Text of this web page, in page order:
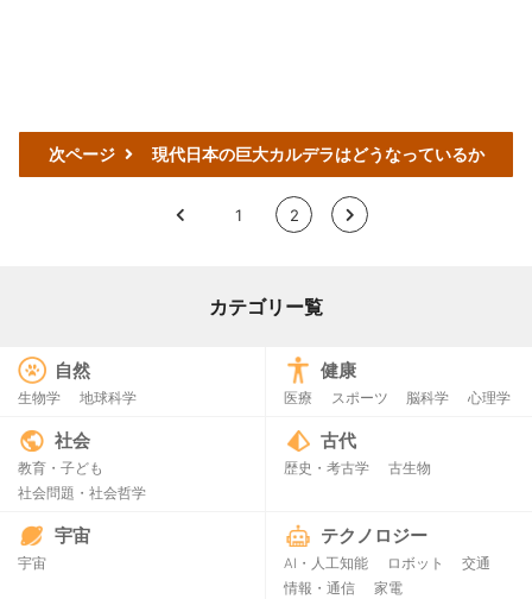
次ページ 現代日本の巨大カルデラはどうなっているか
< 1 2 >
カテゴリー覧
自然
生物学 地球科学
健康
医療 スポーツ 脳科学 心理学
社会
教育・子ども
社会問題・社会哲学
古代
歴史・考古学 古生物
宇宙
宇宙
テクノロジー
AI・人工知能 ロボット
交通
情報・通信
家電